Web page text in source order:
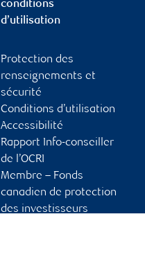
conditions
d’utilisation
Protection des
renseignements et
sécurité
Conditions d’utilisation
Accessibilité
Rapport Info-conseiller
de l’OCRI
Membre – Fonds
canadien de protection
des investisseurs